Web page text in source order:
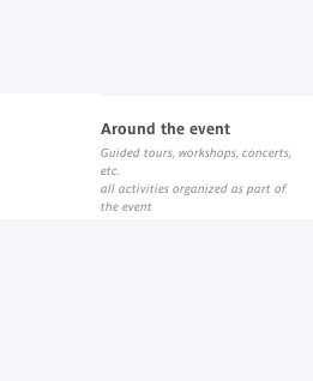
Around the event
Guided tours, workshops, concerts,
etc.
all activities organized as part of
the event